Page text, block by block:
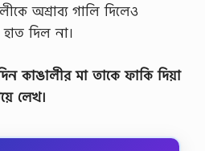
অশ্রাব্য গালি দিলেও
দিল না।
কাঙালীর মা তাকে ফাকি দিয়া
লেখ।